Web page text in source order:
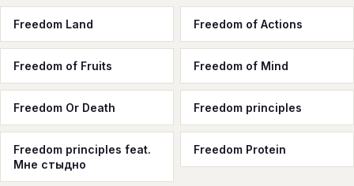
Freedom Land Freedom of Actions
Freedom of Fruits Freedom of Mind
Freedom Or Death Freedom principles
Freedom principles feat.
Мне стыдно
Freedom Protein